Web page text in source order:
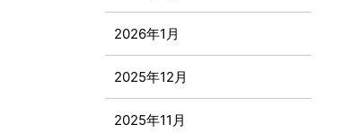
2026年1月
2025年12月
2025年11月